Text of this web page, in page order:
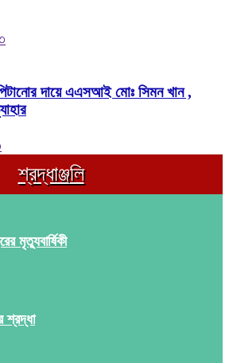
দায়ে এএসআই মোঃ সিমন খান ,
শ্রদ্ধাঞ্জলি
মৃত্যুবার্ষিকী
শ্রদ্ধা